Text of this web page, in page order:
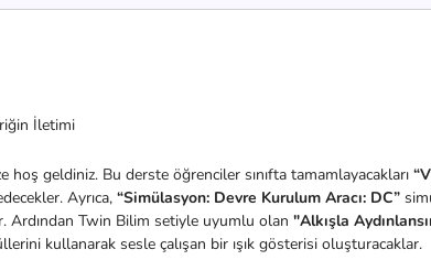
İletimi
hoş geldiniz. Bu derste öğrenciler sınıfta tamamlayacakları
Ayrıca, “Simülasyon: Devre Kurulum Aracı: DC”
Ardından Twin Bilim setiyle uyumlu olan "Alkışla
kullanarak sesle çalışan bir ışık gösterisi oluşturacaklar.